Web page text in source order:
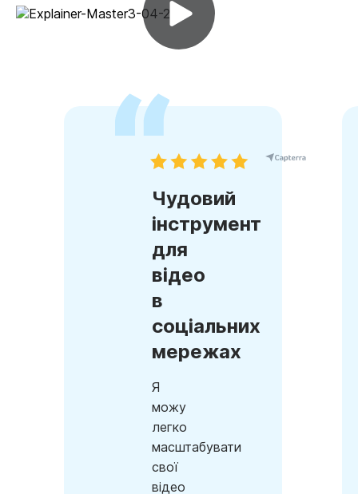
Чудовий
інструмент
для
відео
в
соціальних
мережах
Я
можу
легко
масштабувати
свої
відео